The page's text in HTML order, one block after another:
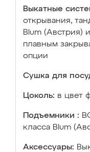
Выкатные
открывания,
Blum (Австрия)
плавным
опции
Сушка для
Цоколь: в цвет
Подъемники :
класса Blum
Аксессуары: